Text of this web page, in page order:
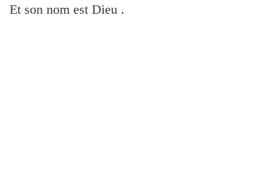
Et son nom est Dieu .